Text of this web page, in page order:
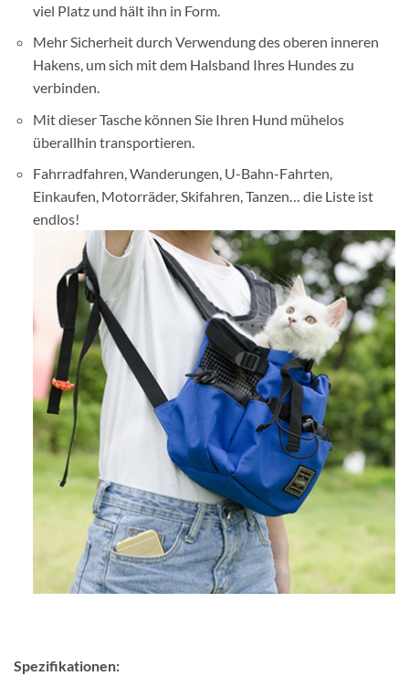
viel Platz und hält ihn in Form.
Mehr Sicherheit durch Verwendung des oberen inneren
Hakens, um sich mit dem Halsband Ihres Hundes zu
verbinden.
Mit dieser Tasche können Sie Ihren Hund mühelos
überallhin transportieren.
Fahrradfahren, Wanderungen, U-Bahn-Fahrten,
Einkaufen, Motorräder, Skifahren, Tanzen… die Liste ist
endlos!
Spezifikationen: